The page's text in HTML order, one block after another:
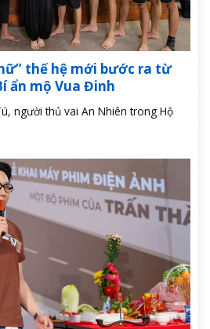
thế hệ mới bước ra từ
ẩn mộ Vua Đinh
người thủ vai An Nhiên trong Hộ